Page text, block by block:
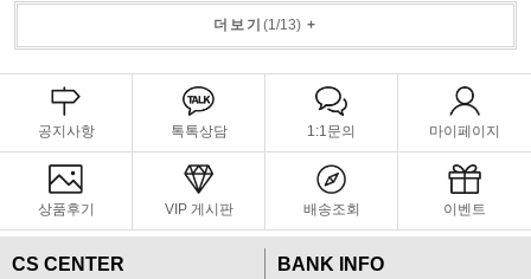
더보기 (1/13) +
공지사항 톡톡상담 1:1문의 마이페이지
상품후기 VIP 게시판 배송조회 이벤트
CS CENTER
BANK INFO